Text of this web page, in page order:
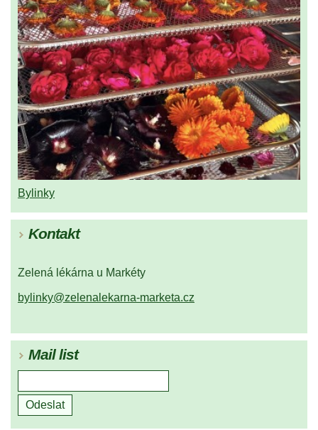
Bylinky
Kontakt
Zelená lékárna u Markéty
bylinky@zelenalekarna-marketa.cz
Mail list